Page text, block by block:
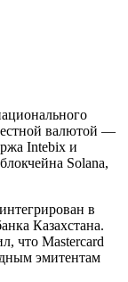
валютой —
Intebix и
Solana,
в
Казахстана.
что Mastercard
эмитентам